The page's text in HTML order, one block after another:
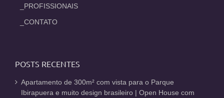
_PROFISSIONAIS
_CONTATO
POSTS RECENTES
Apartamento de 300m² com vista para o Parque
Ibirapuera e muito design brasileiro | Open House com